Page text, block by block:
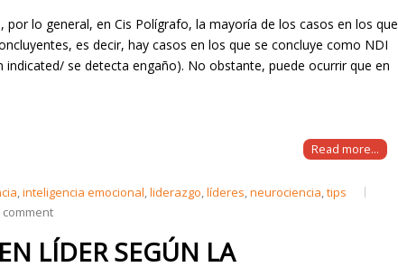
lo general, en Cis Polígrafo, la mayoría de los casos en los que
es decir, hay casos en los que se concluye como NDI
se detecta engaño). No obstante, puede ocurrir que en
Read more...
,inteligencia emocional,liderazgo,líderes,neurociencia,tips
comment
LÍDER SEGÚN LA